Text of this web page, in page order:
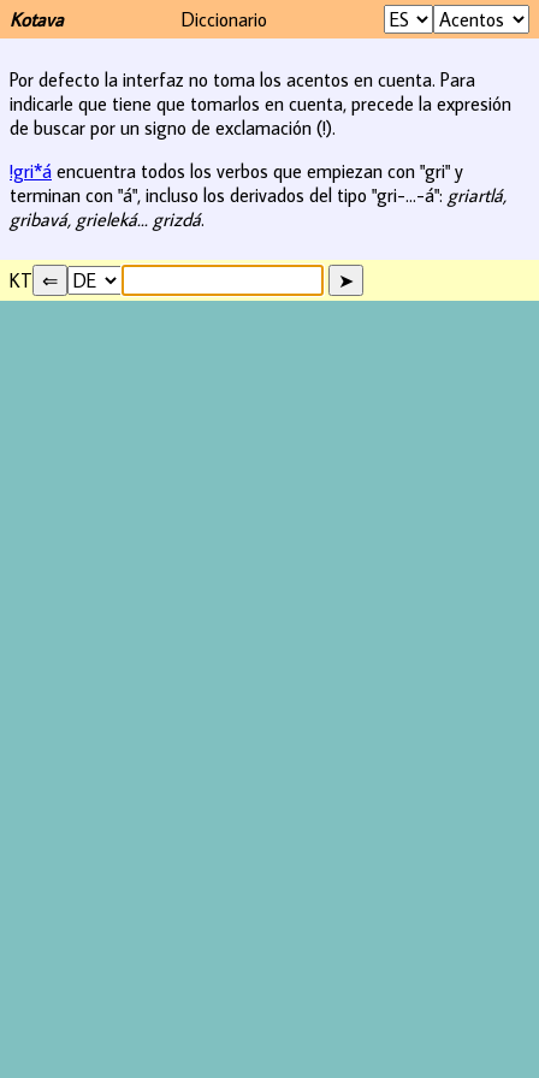
Kotava Diccionario
Por defecto la interfaz no toma los acentos en cuenta. Para
indicarle que tiene que tomarlos en cuenta, precede la expresión
de buscar por un signo de exclamación (!).
!gri*á encuentra todos los verbos que empiezan con "gri" y
terminan con "á", incluso los derivados del tipo "gri-...-á": griartlá,
gribavá, grieleká... grizdá.
KT